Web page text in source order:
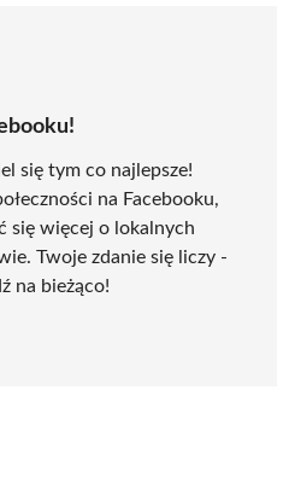
się tym co najlepsze!
na Facebooku,
się więcej o lokalnych
Twoje zdanie się liczy -
na bieżąco!